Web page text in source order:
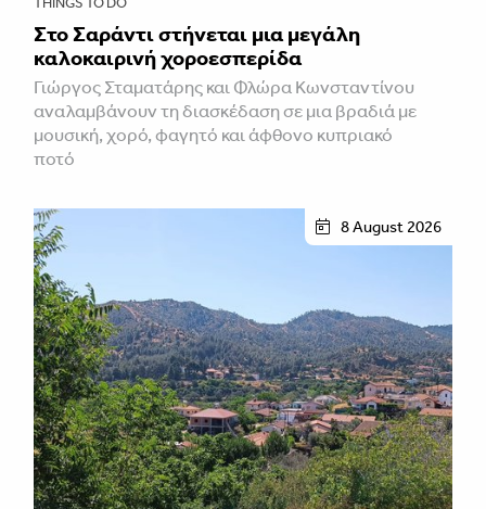
Στο Σαράντι στήνεται μια μεγάλη
καλοκαιρινή χοροεσπερίδα
Γιώργος Σταματάρης και Φλώρα Κωνσταντίνου
αναλαμβάνουν τη διασκέδαση σε μια βραδιά με
μουσική, χορό, φαγητό και άφθονο κυπριακό
ποτό
8 August 2026